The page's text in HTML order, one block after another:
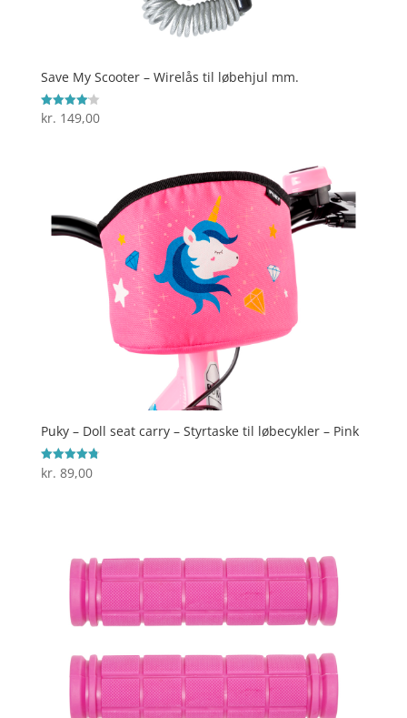
Save My Scooter – Wirelås til løbehjul mm.
Vurderet
4.1
kr. 149,00
Puky – Doll seat carry – Styrtaske til løbecykler – Pink
Vurderet
4.8
kr. 89,00